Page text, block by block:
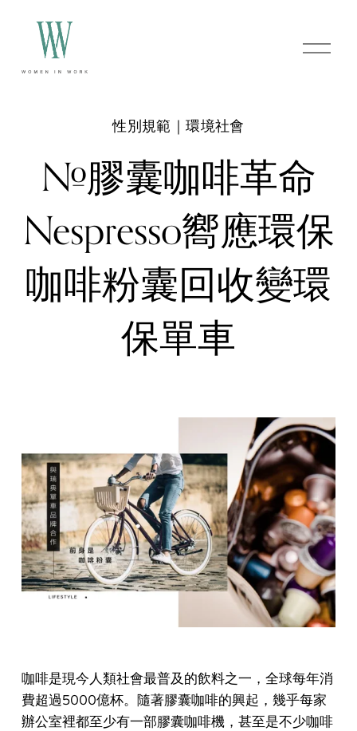
O
p
#膠囊咖啡革命
Nespresso嚮應環保
咖啡粉囊回收變環
保單車
性別規範｜環境社會
咖啡是現今人類社會最普及的飲料之一，全球每年消
費超過5000億杯。隨著膠囊咖啡的興起，幾乎每家
辦公室裡都至少有一部膠囊咖啡機，甚至是不少咖啡